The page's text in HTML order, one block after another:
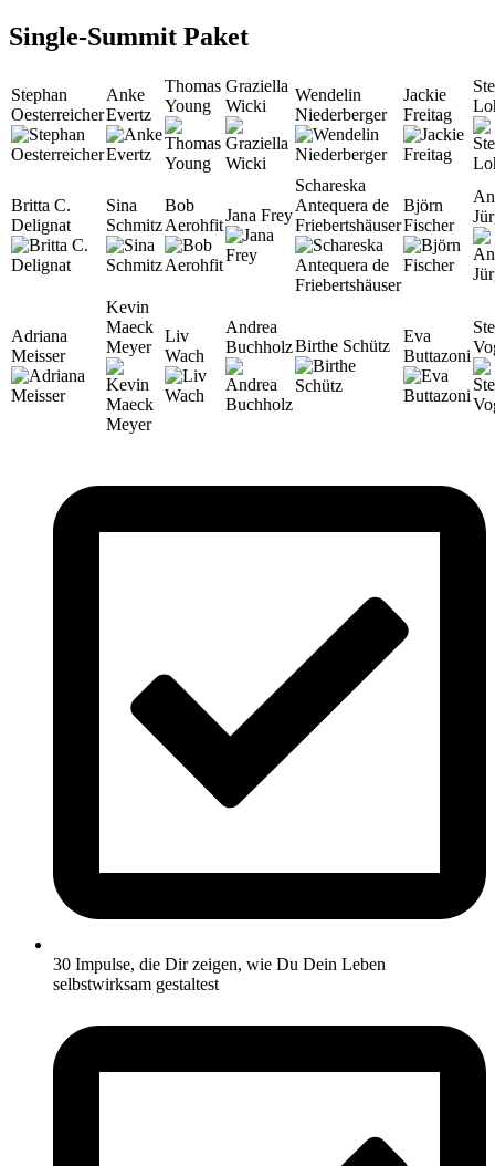
Single-Summit Paket
Stephan
Oesterreicher
Anke
Evertz
Thomas
Young
Graziella
Wicki
Wendelin
Niederberger
Jackie
Freitag
Britta C.
Delignat
Sina
Schmitz
Bob
Aerohfit
Jana Frey
Schareska
Antequera de
Friebertshäuser
Björn
Fischer
Adriana
Meisser
Kevin
Maeck
Meyer
Liv
Wach
Andrea
BuchholzBirthe Schütz
Eva
Buttazoni
30 Impulse, die Dir zeigen, wie Du Dein Leben
selbstwirksam gestaltest